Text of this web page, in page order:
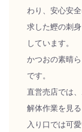
わり、安心安
求した鰹の刺
しています。
かつおの素晴
です。
直営売店では
解体作業を見る
入り口では可